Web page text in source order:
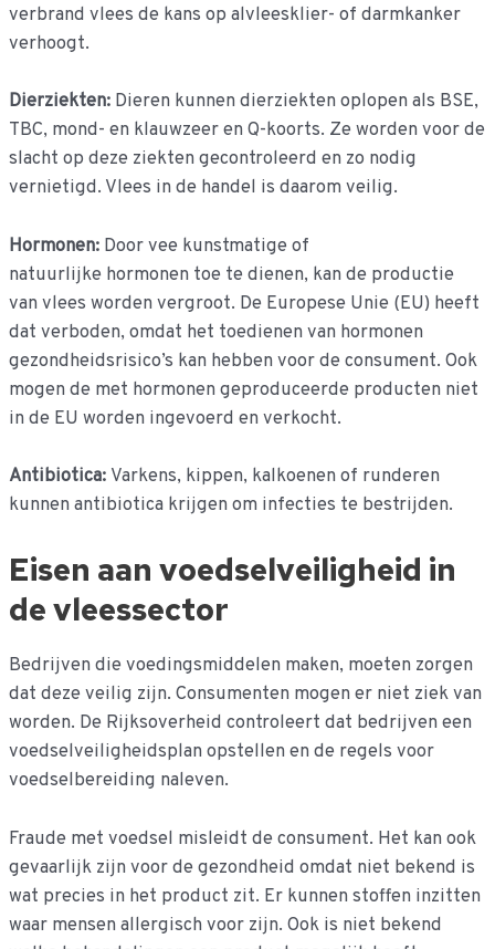
verbrand vlees de kans op alvleesklier- of darmkanker
verhoogt.
Dierziekten: Dieren kunnen dierziekten oplopen als BSE,
TBC, mond- en klauwzeer en Q-koorts. Ze worden voor de
slacht op deze ziekten gecontroleerd en zo nodig
vernietigd. Vlees in de handel is daarom veilig.
Hormonen: Door vee kunstmatige of
natuurlijke hormonen toe te dienen, kan de productie
van vlees worden vergroot. De Europese Unie (EU) heeft
dat verboden, omdat het toedienen van hormonen
gezondheidsrisico’s kan hebben voor de consument. Ook
mogen de met hormonen geproduceerde producten niet
in de EU worden ingevoerd en verkocht.
Antibiotica: Varkens, kippen, kalkoenen of runderen
kunnen antibiotica krijgen om infecties te bestrijden.
Eisen aan voedselveiligheid in
de vleessector
Bedrijven die voedingsmiddelen maken, moeten zorgen
dat deze veilig zijn. Consumenten mogen er niet ziek van
worden. De Rijksoverheid controleert dat bedrijven een
voedselveiligheidsplan opstellen en de regels voor
voedselbereiding naleven.
Fraude met voedsel misleidt de consument. Het kan ook
gevaarlijk zijn voor de gezondheid omdat niet bekend is
wat precies in het product zit. Er kunnen stoffen inzitten
waar mensen allergisch voor zijn. Ook is niet bekend